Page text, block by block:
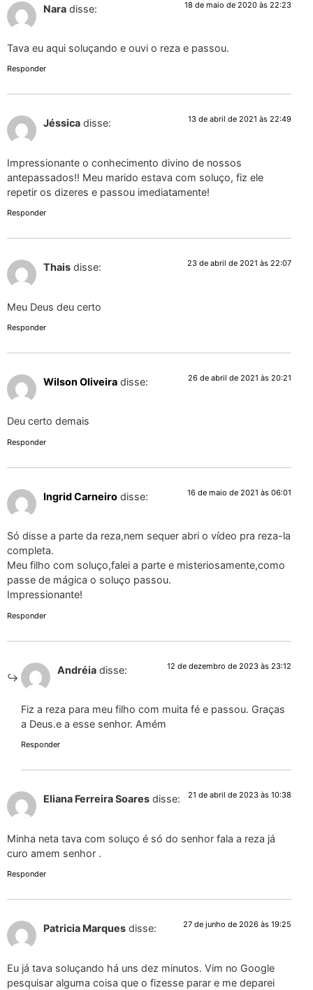
Nara disse: 18 de maio de 2020 às 22:23
Tava eu aqui soluçando e ouvi o reza e passou.
Responder
Jéssica disse: 13 de abril de 2021 às 22:49
Impressionante o conhecimento divino de nossos
antepassados!! Meu marido estava com soluço, fiz ele
repetir os dizeres e passou imediatamente!
Responder
Thais disse: 23 de abril de 2021 às 22:07
Meu Deus deu certo
Responder
Wilson Oliveira disse: 26 de abril de 2021 às 20:21
Deu certo demais
Responder
Ingrid Carneiro disse: 16 de maio de 2021 às 06:01
Só disse a parte da reza,nem sequer abri o vídeo pra reza-la
completa.
Meu filho com soluço,falei a parte e misteriosamente,como
passe de mágica o soluço passou.
Impressionante!
Responder
Andréia disse: 12 de dezembro de 2023 às 23:12
Fiz a reza para meu filho com muita fé e passou. Graças
a Deus.e a esse senhor. Amém
Responder
Eliana Ferreira Soares disse: 21 de abril de 2023 às 10:38
Minha neta tava com soluço é só do senhor fala a reza já
curo amem senhor .
Responder
Patricia Marques disse: 27 de junho de 2026 às 19:25
Eu já tava soluçando há uns dez minutos. Vim no Google
pesquisar alguma coisa que o fizesse parar e me deparei